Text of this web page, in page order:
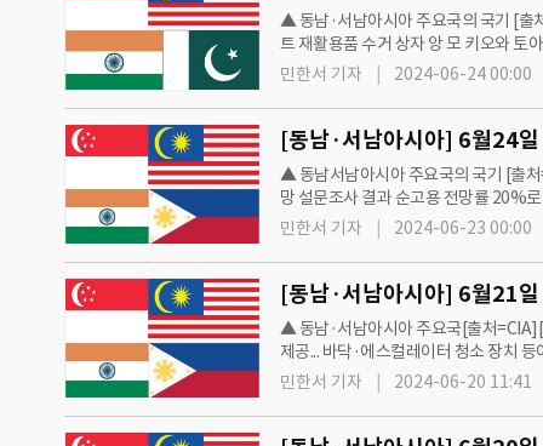
▲ 동남·서남아시아 주요국의 국기 [출
트 재활용품 수거 상자 앙 모 키오와 토
캔, 옷을 넣은 만큼 포인트 지급하며 주
민한서 기자 2024-06-24 00:00
▲ 동남서남아시아 주요국의 국기 [출
망 설문조사 결과 순고용 전망률 20%
적 전기자동차(EV) 전환 통해 운송·물
민한서 기자 2024-06-23 00:00
▲ 동남·서남아시아 주요국[출처=CIA][
제공... 바닥·에스컬레이터 청소 장치
태양광 발전(FPV) 유치... 2021년 텐저
민한서 기자 2024-06-20 11:41